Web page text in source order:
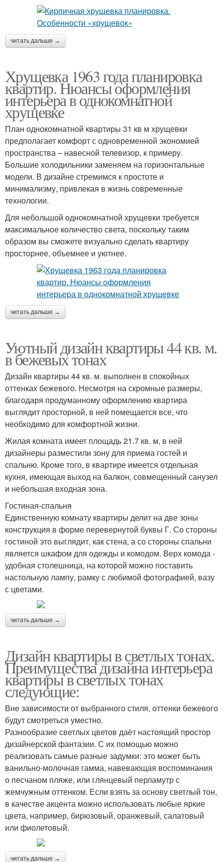
читать дальше →
Хрущевка 1963 года планировка
квартир. Нюансы оформления
интерьера в однокомнатной
хрущевке
План однокомнатной квартиры 31 кв м хрущевки
предполагает комфорт с одновременной экономией
пространства – навесной телевизор, к примеру.
Большие холодильники заменяем на горизонтальные
модели. В дизайне стремимся к простоте и
минимализму, привлекая в жизнь современные
технологии.
Для небольшой однокомнатной хрущевки требуется
максимальное количество света, поскольку таким
образом вы сможете визуально сделать квартиру
просторнее, объемнее и уютнее.
читать дальше →
Уютный дизайн квартиры 44 кв. м.
в бежевых тонах
Дизайн квартиры 44 кв. м. выполнен в спокойных
оттенках бежевого. Несмотря на скромные размеры,
благодаря продуманному оформлению квартира
выглядит просторной, в ней помещается все, что
необходимо для комфортной жизни.
Жилая комната имеет площадь 21.7 кв. м, в ней
дизайнеры разместили зону для приема гостей и
спальню. Кроме того, в квартире имеется отдельная
кухня, имеющая выход на балкон, совмещенный санузел
и небольшая входная зона.
Гостиная-спальня
Единственную комнату квартиры делит на две зоны
конструкция в форме перевернутой буквы Г. Со стороны
гостиной это выглядит, как стена, а со стороны спальни
является шкафом для одежды и комодом. Верх комода -
удобная столешница, на которой можно поставить
настольную лампу, рамку с любимой фотографией, вазу
с цветами.
читать дальше →
Дизайн квартиры в светлых тонах.
Преимущества дизайна интерьера
квартиры в светлых тонах
следующие:
Вне зависимости от выбранного стиля, оттенки бежевого
будут смотреться уместно.
Разнообразие светлых цветов даёт настоящий простор
дизайнерской фантазии. С их помощью можно
реализовать самые разные задумки: это может быть
ванильно-молочная гамма, навевающая воспоминания
о песчаном пляже, или глянцевый перламутр с
жемчужным оттенком. Если взять за основу светлый тон,
в качестве акцента можно использовать любые яркие
цвета, например, бирюзовый, оранжевый, салатовый
или фиолетовый.
читать дальше →